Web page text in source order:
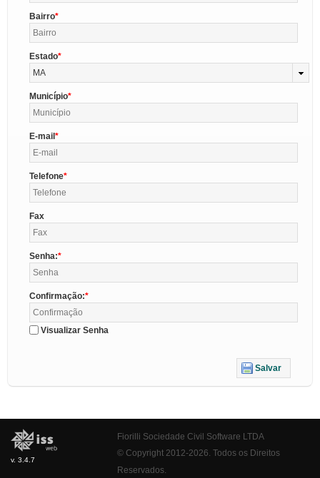
Bairro
Estado
MA
Município
E-mail
Telefone
Fax
Senha:
Confirmação:
Visualizar Senha
Salvar
v. 3.4.7
Fiorilli Sociedade Civil Software LTDA
© Copyright 2012-2026. Todos os Direitos
Reservados.